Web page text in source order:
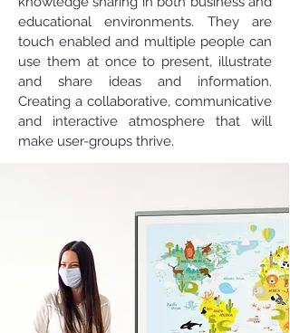
educational environments. They are
touch enabled and multiple people can
use them at once to present, illustrate
and share ideas and information.
Creating a collaborative, communicative
and interactive atmosphere that will
make user-groups thrive.